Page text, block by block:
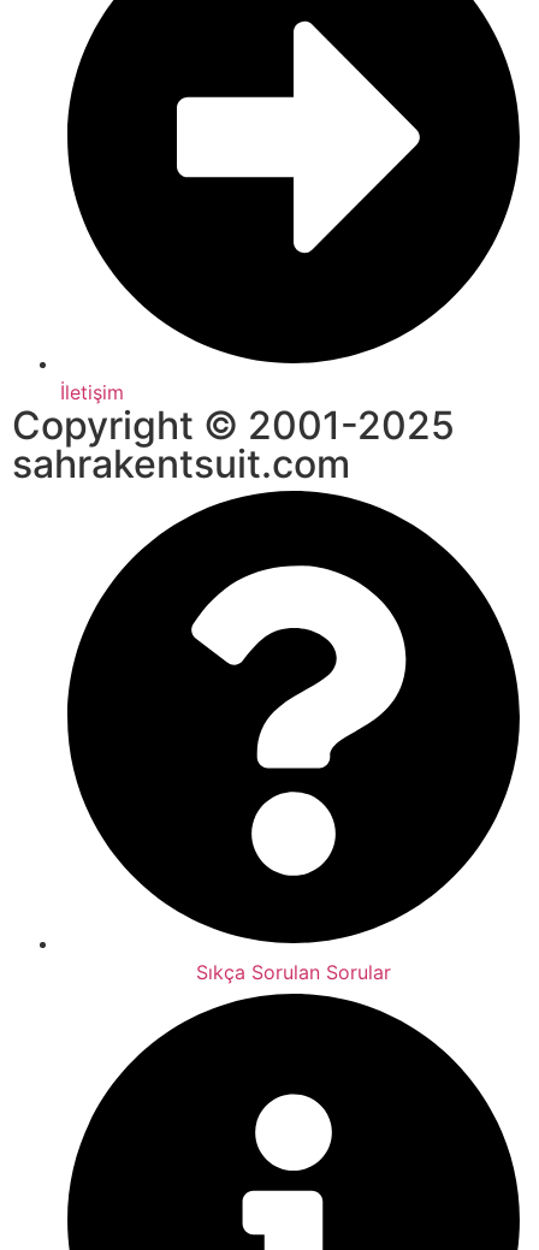
İletişim
Copyright © 2001-2025
sahrakentsuit.com
Sıkça Sorulan Sorular